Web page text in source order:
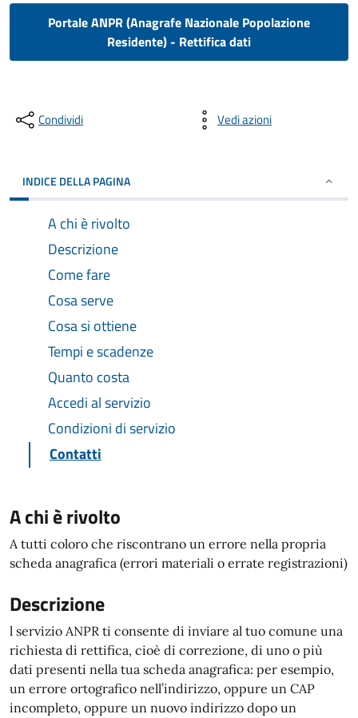
Portale ANPR (Anagrafe Nazionale Popolazione
Residente) - Rettifica dati
Condividi Vedi azioni
INDICE DELLA PAGINA
A chi è rivolto
Descrizione
Come fare
Cosa serve
Cosa si ottiene
Tempi e scadenze
Quanto costa
Accedi al servizio
Condizioni di servizio
Contatti
A chi è rivolto
A tutti coloro che riscontrano un errore nella propria
scheda anagrafica (errori materiali o errate registrazioni)
Descrizione
l servizio ANPR ti consente di inviare al tuo comune una
richiesta di rettifica, cioè di correzione, di uno o più
dati presenti nella tua scheda anagrafica: per esempio,
un errore ortografico nell’indirizzo, oppure un CAP
incompleto, oppure un nuovo indirizzo dopo un